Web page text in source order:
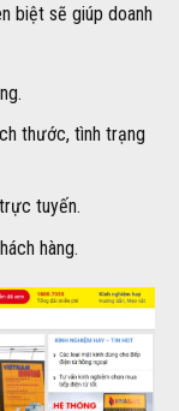
biệt sẽ giúp doanh
thước, tình trạng
tuyến.
hàng.